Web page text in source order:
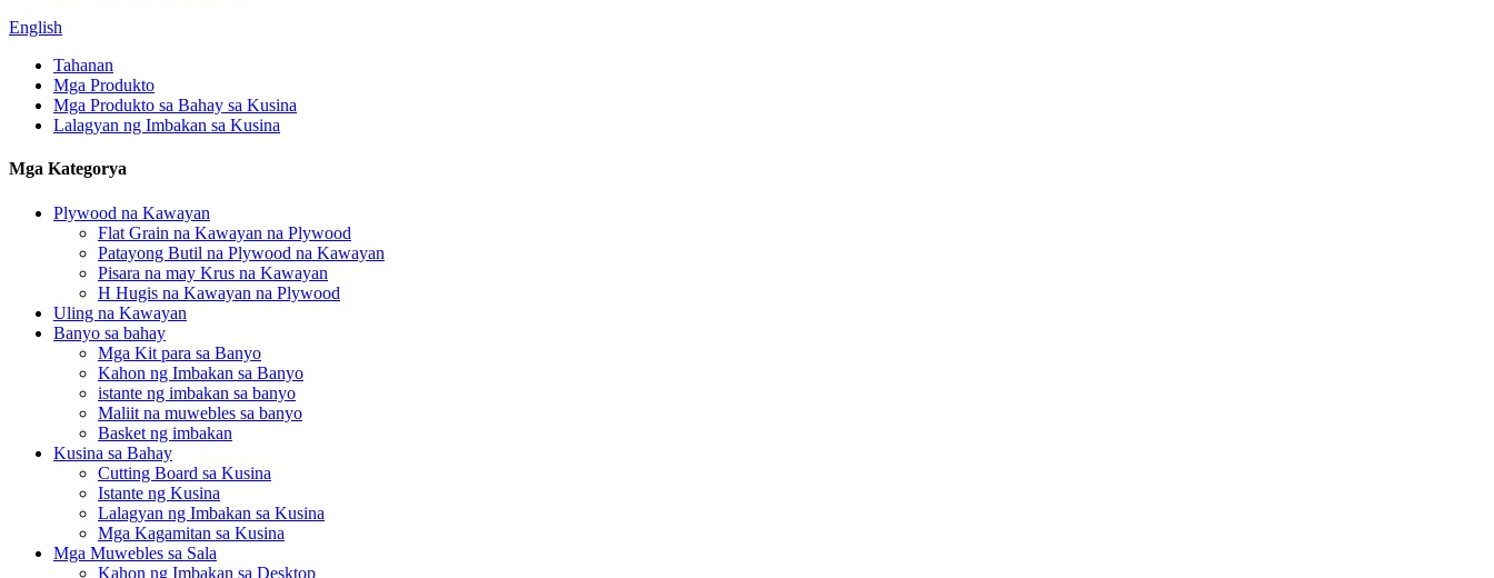
English
Tahanan
Mga Produkto
Mga Produkto sa Bahay sa Kusina
Lalagyan ng Imbakan sa Kusina
Mga Kategorya
Plywood na Kawayan
Flat Grain na Kawayan na Plywood
Patayong Butil na Plywood na Kawayan
Pisara na may Krus na Kawayan
H Hugis na Kawayan na Plywood
Uling na Kawayan
Banyo sa bahay
Mga Kit para sa Banyo
Kahon ng Imbakan sa Banyo
istante ng imbakan sa banyo
Maliit na muwebles sa banyo
Basket ng imbakan
Kusina sa Bahay
Cutting Board sa Kusina
Istante ng Kusina
Lalagyan ng Imbakan sa Kusina
Mga Kagamitan sa Kusina
Mga Muwebles sa Sala
Kahon ng Imbakan sa Desktop